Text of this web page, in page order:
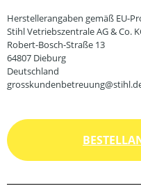
Herstellerangaben gemäß EU-
Stihl Vetriebszentrale AG & Co.
Robert-Bosch-Straße 13
64807 Dieburg
Deutschland